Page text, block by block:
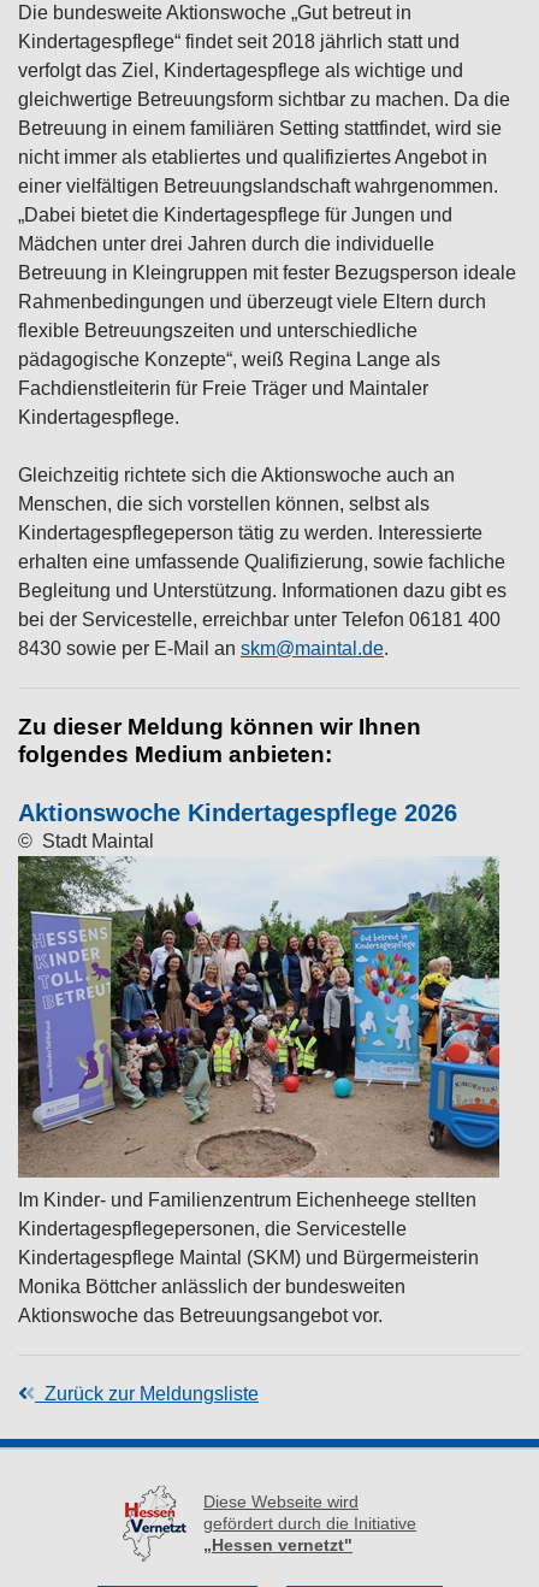
Die bundesweite Aktionswoche „Gut betreut in
Kindertagespflege“ findet seit 2018 jährlich statt und
verfolgt das Ziel, Kindertagespflege als wichtige und
gleichwertige Betreuungsform sichtbar zu machen. Da die
Betreuung in einem familiären Setting stattfindet, wird sie
nicht immer als etabliertes und qualifiziertes Angebot in
einer vielfältigen Betreuungslandschaft wahrgenommen.
„Dabei bietet die Kindertagespflege für Jungen und
Mädchen unter drei Jahren durch die individuelle
Betreuung in Kleingruppen mit fester Bezugsperson ideale
Rahmenbedingungen und überzeugt viele Eltern durch
flexible Betreuungszeiten und unterschiedliche
pädagogische Konzepte“, weiß Regina Lange als
Fachdienstleiterin für Freie Träger und Maintaler
Kindertagespflege.
Gleichzeitig richtete sich die Aktionswoche auch an
Menschen, die sich vorstellen können, selbst als
Kindertagespflegeperson tätig zu werden. Interessierte
erhalten eine umfassende Qualifizierung, sowie fachliche
Begleitung und Unterstützung. Informationen dazu gibt es
bei der Servicestelle, erreichbar unter Telefon 06181 400
8430 sowie per E-Mail an skm@maintal.de.
Zu dieser Meldung können wir Ihnen
folgendes Medium anbieten:
Aktionswoche Kindertagespflege 2026
© Stadt Maintal
Im Kinder- und Familienzentrum Eichenheege stellten
Kindertagespflegepersonen, die Servicestelle
Kindertagespflege Maintal (SKM) und Bürgermeisterin
Monika Böttcher anlässlich der bundesweiten
Aktionswoche das Betreuungsangebot vor.
Zurück zur Meldungsliste
Diese Webseite wird
gefördert durch die Initiative
„Hessen vernetzt"